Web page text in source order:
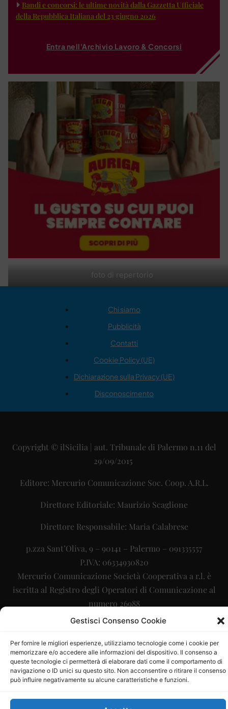
Gestisci Consenso Cookie
Per fornire le migliori esperienze, utilizziamo tecnologie come i cookie per
memorizzare e/o accedere alle informazioni del dispositivo. Il consenso a
queste tecnologie ci permetterà di elaborare dati come il comportamento di
navigazione o ID unici su questo sito. Non acconsentire o ritirare il consenso
può influire negativamente su alcune caratteristiche e funzioni.
foto di repertorio
Bandi e concorsi: le ultime novità dalla Gazzetta Ufficiale
della Repubblica Italiana del 23 giugno 2026
Entra nell'Archivio Lavoro & Concorsi
Chi siamo
Pubblicità
Contatti
Cookie Policy (UE)
Dichiarazione sulla Privacy (UE)
Disconoscimento
Copyright © ilSicilia | aut. Tribunale di Palermo n.11 del
29/09/2015
Editore: Mercurio Comunicazione Soc. Coop. A.R.L.
Direttore Editoriale: Maurizio Scaglione
Direttore Responsabile: Maria Calabrese
p.zza Sant’Oliva, 9 – 90141 – Palermo – 091335557
P.IVA: 06334930820
Mercurio Comunicazione Società Cooperativa a r.l. è
iscritta al Registro degli Operatori di Comunicazione al
numero 26988
Sito gestito daLa Digitale srl– info@ladigitale.it